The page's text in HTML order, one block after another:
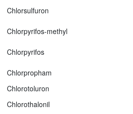
Chlorsulfuron
Chlorpyrifos-methyl
Chlorpyrifos
Chlorpropham
Chlorotoluron
Chlorothalonil